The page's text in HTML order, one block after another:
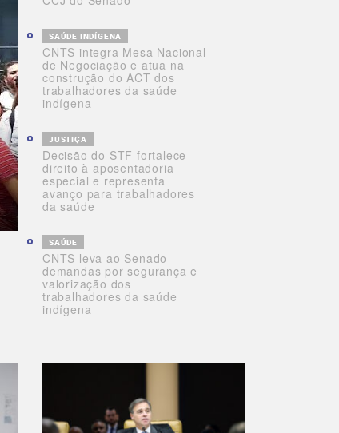
CNTS integra Mesa Nacional
de Negociação e atua na
construção do ACT dos
trabalhadores da saúde
indígena
SAÚDE INDÍGENA
Decisão do STF fortalece
direito à aposentadoria
especial e representa
avanço para trabalhadores
da saúde
JUSTIÇA
CNTS leva ao Senado
demandas por segurança e
valorização dos
trabalhadores da saúde
indígena
SAÚDE